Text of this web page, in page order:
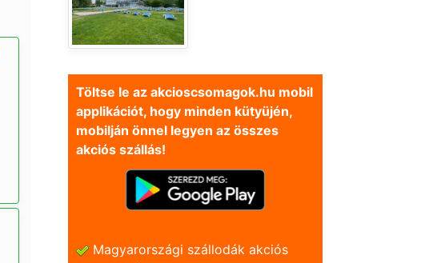
Töltse le az akcioscsomagok.hu mobil
applikációt, hogy minden kütyüjén,
mobilján önnel legyen az összes
akciós szállás!
Magyarországi szállodák akciós